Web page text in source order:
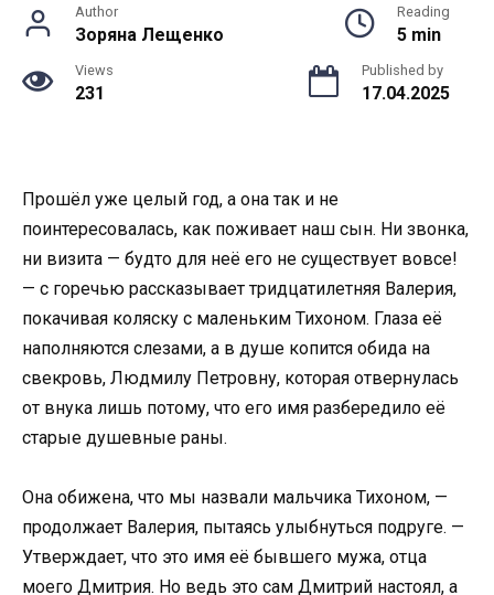
Author
Зоряна Лещенко
Reading
5 min
Views
231
Published by
17.04.2025
Прошёл уже целый год, а она так и не
поинтересовалась, как поживает наш сын. Ни звонка,
ни визита — будто для неё его не существует вовсе!
— с горечью рассказывает тридцатилетняя Валерия,
покачивая коляску с маленьким Тихоном. Глаза её
наполняются слезами, а в душе копится обида на
свекровь, Людмилу Петровну, которая отвернулась
от внука лишь потому, что его имя разбередило её
старые душевные раны.
Она обижена, что мы назвали мальчика Тихоном, —
продолжает Валерия, пытаясь улыбнуться подруге. —
Утверждает, что это имя её бывшего мужа, отца
моего Дмитрия. Но ведь это сам Дмитрий настоял, а